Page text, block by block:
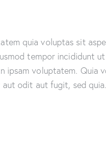
quia voluptas sit
tempor incididunt
ipsam voluptatem. Quia
odit aut fugit, sed quia.